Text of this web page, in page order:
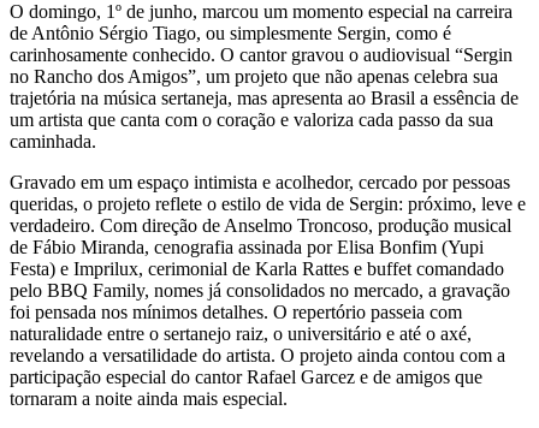
O domingo, 1º de junho, marcou um momento especial na carreira
de Antônio Sérgio Tiago, ou simplesmente Sergin, como é
carinhosamente conhecido. O cantor gravou o audiovisual “Sergin
no Rancho dos Amigos”, um projeto que não apenas celebra sua
trajetória na música sertaneja, mas apresenta ao Brasil a essência de
um artista que canta com o coração e valoriza cada passo da sua
caminhada.
Gravado em um espaço intimista e acolhedor, cercado por pessoas
queridas, o projeto reflete o estilo de vida de Sergin: próximo, leve e
verdadeiro. Com direção de Anselmo Troncoso, produção musical
de Fábio Miranda, cenografia assinada por Elisa Bonfim (Yupi
Festa) e Imprilux, cerimonial de Karla Rattes e buffet comandado
pelo BBQ Family, nomes já consolidados no mercado, a gravação
foi pensada nos mínimos detalhes. O repertório passeia com
naturalidade entre o sertanejo raiz, o universitário e até o axé,
revelando a versatilidade do artista. O projeto ainda contou com a
participação especial do cantor Rafael Garcez e de amigos que
tornaram a noite ainda mais especial.